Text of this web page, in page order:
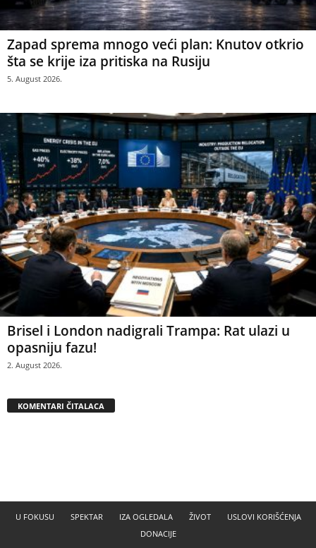
Zapad sprema mnogo veći plan: Knutov otkrio
šta se krije iza pritiska na Rusiju
5. August 2026.
Brisel i London nadigrali Trampa: Rat ulazi u
opasniju fazu!
2. August 2026.
KOMENTARI ČITALACA
U FOKUSU SPEKTAR IZA OGLEDALA ŽIVOT
USLOVI KORIŠĆENJA
DONACIJE